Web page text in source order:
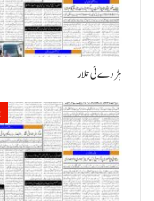
ہڑدے ئی تلار